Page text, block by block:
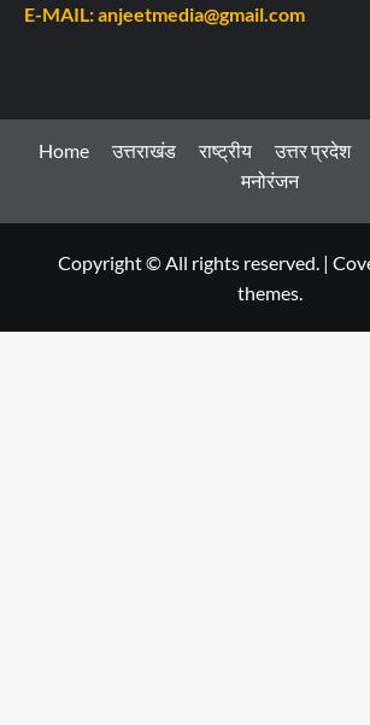
E-MAIL: anjeetmedia@gmail.com
Home उत्तराखंड राष्ट्रीय उत्तर प्रदेश
मनोरंजन
Copyright © All rights reserved. |
themes.